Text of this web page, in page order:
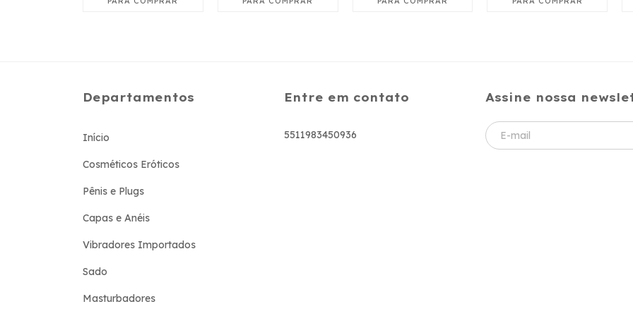
Departamentos
Início
Cosméticos Eróticos
Pênis e Plugs
Capas e Anéis
Vibradores Importados
Sado
Masturbadores
Entre em contato
5511983450936
Assine nossa